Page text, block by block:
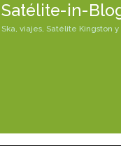
Satélite-in-
Ska, viajes, Satélite Kingston